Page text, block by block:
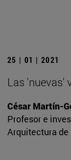
25 | 01 | 2021
Las 'nuevas'
César Martín-
Profesor e
Arquitectura de